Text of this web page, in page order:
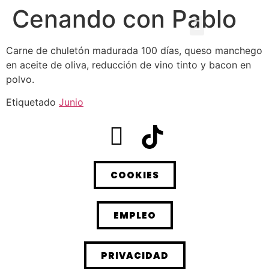
Cenando con Pablo
Carne de chuletón madurada 100 días, queso manchego
en aceite de oliva, reducción de vino tinto y bacon en
polvo.
Etiquetado Junio
PRIVACIDAD
EMPLEO
COOKIES